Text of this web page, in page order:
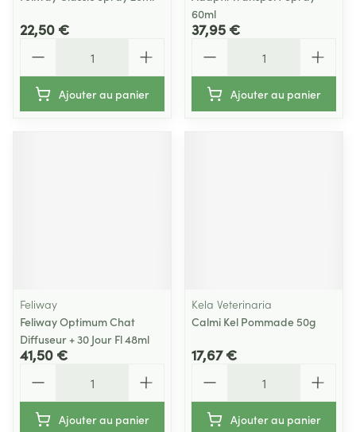
22,50 €
Ajouter au panier
60ml
37,95 €
Ajouter au panier
Feliway
Feliway Optimum Chat
Diffuseur + 30 Jour Fl 48ml
41,50 €
Ajouter au panier
Kela Veterinaria
Calmi Kel Pommade 50g
17,67 €
Ajouter au panier